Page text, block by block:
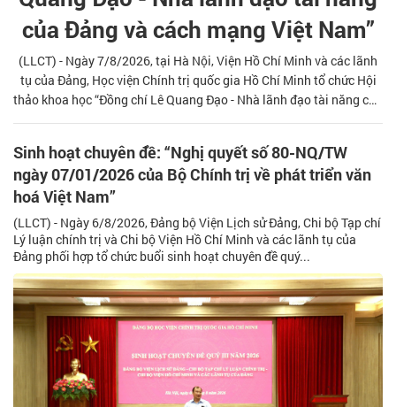
của Đảng và cách mạng Việt Nam”
(LLCT) - Ngày 7/8/2026, tại Hà Nội, Viện Hồ Chí Minh và các lãnh
tụ của Đảng, Học viện Chính trị quốc gia Hồ Chí Minh tổ chức Hội
thảo khoa học “Đồng chí Lê Quang Đạo - Nhà lãnh đạo tài năng của
động có ý nghĩa thiết thực nhằm tưởng nhớ, tri ân những cống hiến
to lớn của đồng chí Lê Quang Đạo đối với sự nghiệp cách mạng của
Đảng và dân tộc, đồng thời tiếp tục làm sáng tỏ những giá trị lý
luận và thực tiễn từ cuộc đời, sự nghiệp hoạt động cách mạng của
đồng chí đối với công cuộc xây dựng và bảo vệ Tổ quốc trong giai
đoạn phát triển mới.
Sinh hoạt chuyên đề: “Nghị quyết số 80-NQ/TW
ngày 07/01/2026 của Bộ Chính trị về phát triển văn
hoá Việt Nam”
(LLCT) - Ngày 6/8/2026, Đảng bộ Viện Lịch sử Đảng, Chi bộ Tạp chí
Lý luận chính trị và Chi bộ Viện Hồ Chí Minh và các lãnh tụ của
Đảng phối hợp tổ chức buổi sinh hoạt chuyên đề quý...